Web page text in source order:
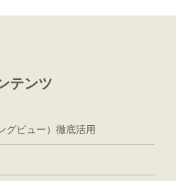
テンツ
グビュー）徹底活用